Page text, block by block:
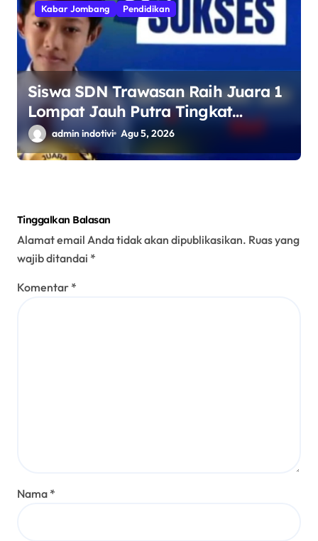
Kabar Jombang Pendidikan
Siswa SDN Trawasan Raih Juara 1
Lompat Jauh Putra Tingkat
Kecamatan Sumobito di HUT RI
ke-81
admin indotivi Agu 5, 2026
Tinggalkan Balasan
Alamat email Anda tidak akan dipublikasikan. Ruas yang
wajib ditandai *
Komentar *
Nama *